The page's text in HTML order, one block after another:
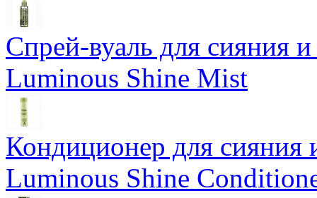
Спрей-вуаль для сияния
Luminous Shine Mist
Кондиционер для сияния
Luminous Shine